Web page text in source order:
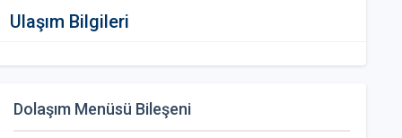
Ulaşım Bilgileri
Dolaşım Menüsü Bileşeni